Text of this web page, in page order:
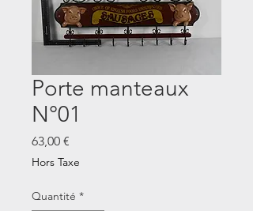
Porte manteaux
N°01
63,00 €
Hors Taxe
Quantité *